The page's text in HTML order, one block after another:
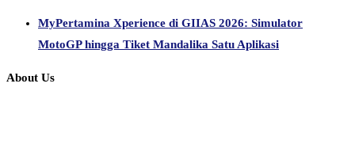
MyPertamina Xperience di GIIAS 2026: Simulator
MotoGP hingga Tiket Mandalika Satu Aplikasi
About Us